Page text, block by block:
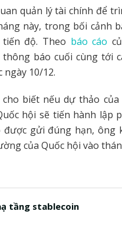
quản lý tài chính để
này, trong bối cảnh
độ. Theo báo cáo
báo cuối cùng tới
10/12.
biết nếu dự thảo của
hội sẽ tiến hành lập
gửi đúng hạn, ông
của Quốc hội vào
tầng stablecoin